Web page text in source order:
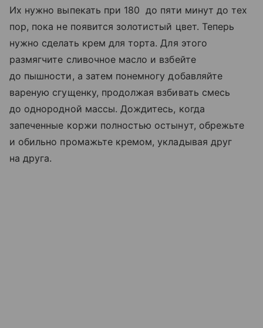
Их нужно выпекать при 180 до пяти минут до тех
пор, пока не появится золотистый цвет. Теперь
нужно сделать крем для торта. Для этого
размягчите сливочное масло и взбейте
до пышности, а затем понемногу добавляйте
вареную сгущенку, продолжая взбивать смесь
до однородной массы. Дождитесь, когда
запеченные коржи полностью остынут, обрежьте
и обильно промажьте кремом, укладывая друг
на друга.